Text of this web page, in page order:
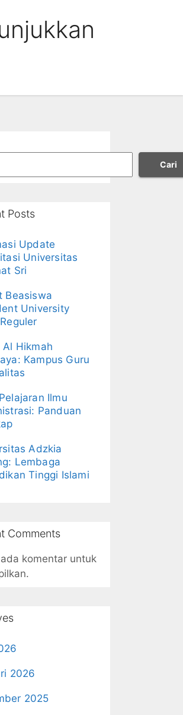
Cari
Posts
Update
Universitas
Sri
Beasiswa
University
Al Hikmah
Kampus Guru
Ilmu
Panduan
Adzkia
Lembaga
Tinggi Islami
Comments
komentar untuk
2026
2025